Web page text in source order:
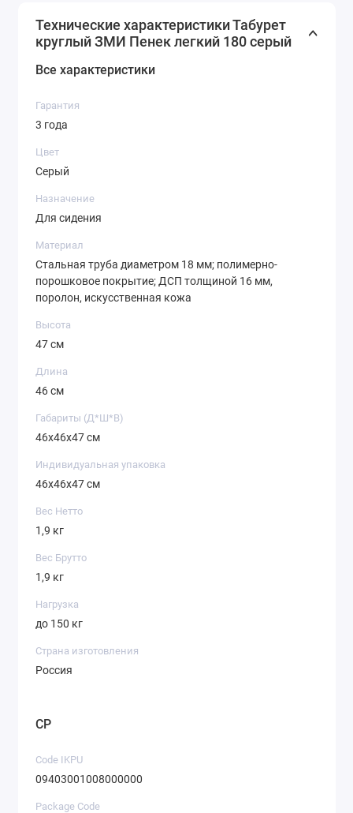
Технические характеристики Табурет
круглый ЗМИ Пенек легкий 180 серый
Все характеристики
Гарантия
3 года
Цвет
Серый
Назначение
Для сидения
Материал
Стальная труба диаметром 18 мм; полимерно-
порошковое покрытие; ДСП толщиной 16 мм,
поролон, искусственная кожа
Высота
47 см
Длина
46 см
Габариты (Д*Ш*В)
46х46х47 см
Индивидуальная упаковка
46х46х47 см
Вес Нетто
1,9 кг
Вес Брутто
1,9 кг
Нагрузка
до 150 кг
Страна изготовления
Россия
CP
Code IKPU
09403001008000000
Package Code